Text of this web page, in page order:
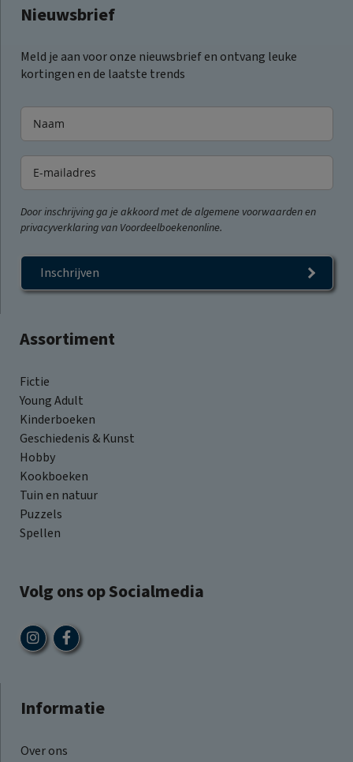
Assortiment
Fictie
Young Adult
Kinderboeken
Geschiedenis & Kunst
Hobby
Kookboeken
Tuin en natuur
Puzzels
Spellen
Volg ons op Socialmedia
Informatie
Over ons
Nieuwsbrief
Meld je aan voor onze nieuwsbrief en ontvang leuke
kortingen en de laatste trends
Door inschrijving ga je akkoord met de algemene voorwaarden en
privacyverklaring van Voordeelboekenonline.
Inschrijven